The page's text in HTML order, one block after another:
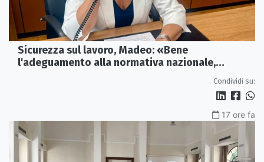
Sicurezza sul lavoro, Madeo: «Bene
l'adeguamento alla normativa nazionale,
Condividi su:
17 ore fa